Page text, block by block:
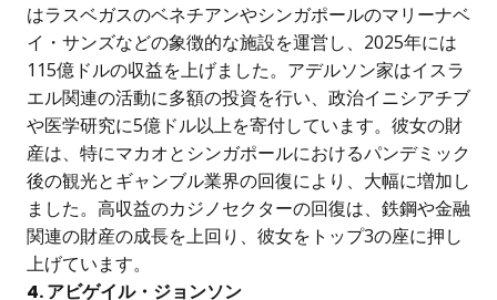
はラスベガスのベネチアンやシンガポールのマリーナベ
イ・サンズなどの象徴的な施設を運営し、2025年には
115億ドルの収益を上げました。アデルソン家はイスラ
エル関連の活動に多額の投資を行い、政治イニシアチブ
や医学研究に5億ドル以上を寄付しています。彼女の財
産は、特にマカオとシンガポールにおけるパンデミック
後の観光とギャンブル業界の回復により、大幅に増加し
ました。高収益のカジノセクターの回復は、鉄鋼や金融
関連の財産の成長を上回り、彼女をトップ3の座に押し
上げています。
4. アビゲイル・ジョンソン